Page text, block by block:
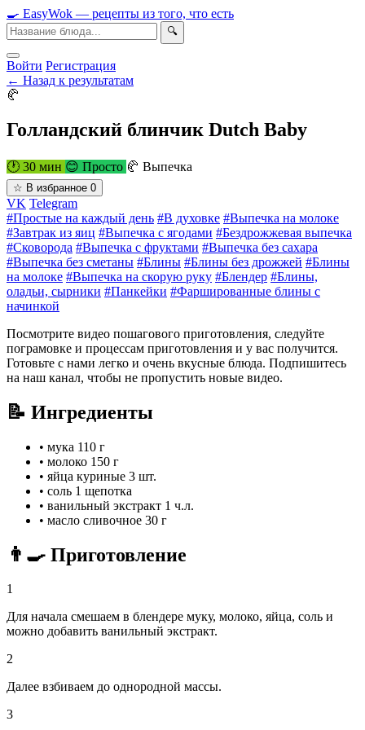
🍳 EasyWok — рецепты из того, что есть
🔍
Войти Регистрация
← Назад к результатам
🥐
Голландский блинчик Dutch Baby
🕐 30 мин 😊 Просто 🥐 Выпечка
☆ В избранное 0
VK Telegram
#Простые на каждый день #В духовке #Выпечка на молоке
#Завтрак из яиц #Выпечка с ягодами #Бездрожжевая выпечка
#Сковорода #Выпечка с фруктами #Выпечка без сахара
#Выпечка без сметаны #Блины #Блины без дрожжей #Блины
на молоке #Выпечка на скорую руку #Блендер #Блины,
оладьи, сырники #Панкейки #Фаршированные блины с
начинкой
Посмотрите видео пошагового приготовления, следуйте
пограмовке и процессам приготовления и у вас получится.
Готовьте с нами легко и очень вкусные блюда. Подпишитесь
на наш канал, чтобы не пропустить новые видео.
📝 Ингредиенты
• мука 110 г
• молоко 150 г
• яйца куриные 3 шт.
• соль 1 щепотка
• ванильный экстракт 1 ч.л.
• масло сливочное 30 г
👨‍🍳 Приготовление
1
Для начала смешаем в блендере муку, молоко, яйца, соль и
можно добавить ванильный экстракт.
2
Далее взбиваем до однородной массы.
3